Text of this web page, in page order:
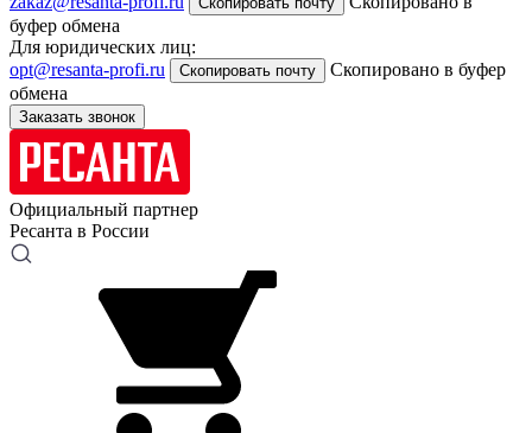
буфер обмена
Для юридических лиц:
opt@resanta-profi.ru
Скопировать почту
Скопировано в буфер
обмена
Заказать звонок
Официальный партнер
Ресанта в России